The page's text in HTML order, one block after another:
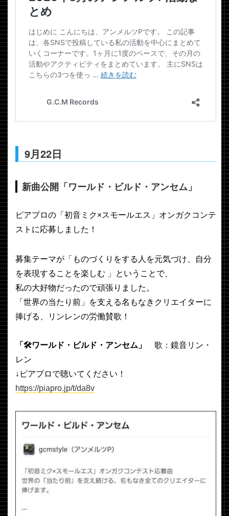
9月22日
新曲公開「ワールド・ビルド・アンセム」
ピアプロの「初音ミク×スモールエス」オンガクコンテ
ストに応募しました！
募集テーマが「ものづくりをする人を元気づけ、自分
を表現することを楽しむ 」ということで、
私の大好物だったので頑張りました。
「世界の当たり前」を支える名もなきクリエイターに
捧げる、リンレンの労働賛歌！
「🛠️ワールド・ビルド・アンセム」
歌：鏡音リン・
レン
↓ピアプロで聴いてください！
https://piapro.jp/t/da8v